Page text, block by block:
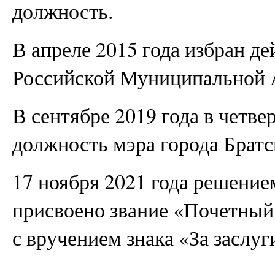
должность.
В апреле 2015 года избран
Российской
В сентябре 2019 года в
должность мэра города
17 ноября 2021 года
присвоено звание
с вручением знака «За